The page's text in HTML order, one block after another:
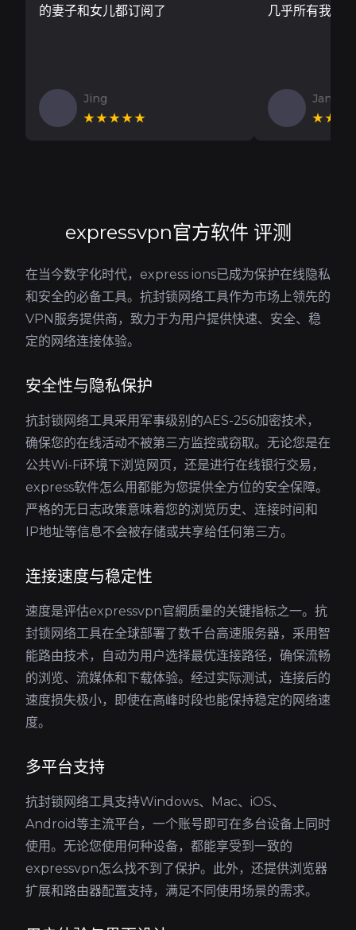
的妻子和女儿都订阅了
Jing
★★★★★
几乎所有我需
Jan V
expressvpn官方软件 评测
在当今数字化时代，express ions已成为保护在线隐私
和安全的必备工具。抗封锁网络工具作为市场上领先的
VPN服务提供商，致力于为用户提供快速、安全、稳
定的网络连接体验。
安全性与隐私保护
抗封锁网络工具采用军事级别的AES-256加密技术，
确保您的在线活动不被第三方监控或窃取。无论您是在
公共Wi-Fi环境下浏览网页，还是进行在线银行交易，
express软件怎么用都能为您提供全方位的安全保障。
严格的无日志政策意味着您的浏览历史、连接时间和
IP地址等信息不会被存储或共享给任何第三方。
连接速度与稳定性
速度是评估expressvpn官網质量的关键指标之一。抗
封锁网络工具在全球部署了数千台高速服务器，采用智
能路由技术，自动为用户选择最优连接路径，确保流畅
的浏览、流媒体和下载体验。经过实际测试，连接后的
速度损失极小，即使在高峰时段也能保持稳定的网络速
度。
多平台支持
抗封锁网络工具支持Windows、Mac、iOS、
Android等主流平台，一个账号即可在多台设备上同时
使用。无论您使用何种设备，都能享受到一致的
expressvpn怎么找不到了保护。此外，还提供浏览器
扩展和路由器配置支持，满足不同使用场景的需求。